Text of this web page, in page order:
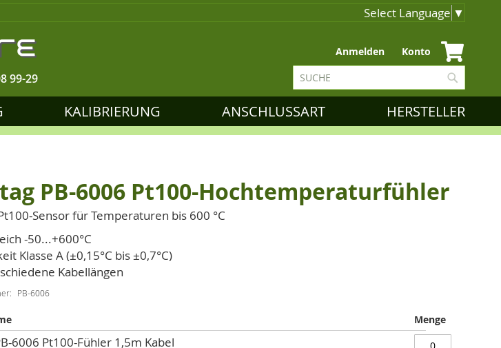
Select Language ▼
99-29
Zum
Inhalt
springen
Anmelden Konto
Suche
KALIBRIERUNG ANSCHLUSSART HERSTELLER
PB-6006 Pt100-Hochtemperaturfühler
Sensor für Temperaturen bis 600 °C
-50...+600°C
Klasse A (±0,15°C bis ±0,7°C)
Kabellängen
PB-6006
Menge
6006 Pt100-Fühler 1,5m Kabel